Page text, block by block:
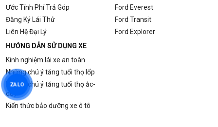
Ước Tính Phí Trả Góp
Đăng Ký Lái Thử
Liên Hệ Đại Lý
Ford Everest
Ford Transit
Ford Explorer
HƯỚNG DẪN SỬ DỤNG XE
Kinh nghiệm lái xe an toàn
Những chú ý tăng tuổi thọ lốp
Những chú ý tăng tuổi thọ ắc-
quy
Kiến thức bảo dưỡng xe ô tô
ZALO